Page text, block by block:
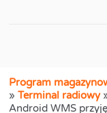
Program
»Terminal radiowy
Android WMS